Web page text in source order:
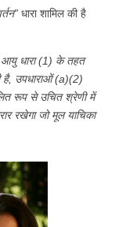
धारा शामिल की है
आयु धारा (1) के तहत
है, उपधाराओं (a)(2)
रूप से उचित श्रेणी में
रखेगा जो मूल याचिका